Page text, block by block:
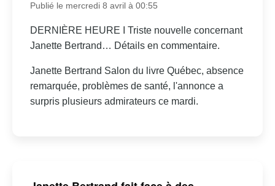
Publié le mercredi 8 avril à 00:55
DERNIÈRE HEURE I Triste nouvelle concernant
Janette Bertrand… Détails en commentaire.
Janette Bertrand Salon du livre Québec, absence
remarquée, problèmes de santé, l'annonce a
surpris plusieurs admirateurs ce mardi.